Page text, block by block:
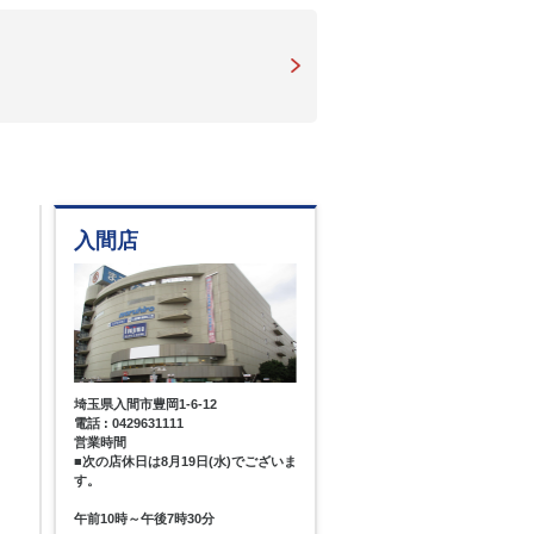
入間店
埼玉県入間市豊岡1-6-12
電話 : 0429631111
営業時間
■次の店休日は8月19日(水)でございま
す。
午前10時～午後7時30分